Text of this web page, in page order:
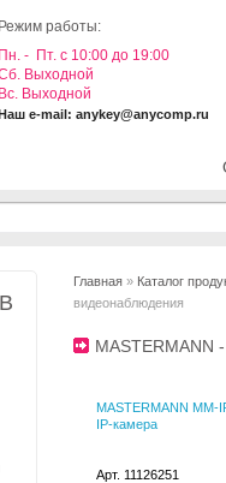
Режим работы:
Пн. - Пт. с 10:00 до 19:00
Выходной
Вс. Выходной
e-mail: anykey@anycomp.ru
Главная » Каталог
видеонаблюдения
MASTERMANN MM-
IP-камера
Арт. 11126251